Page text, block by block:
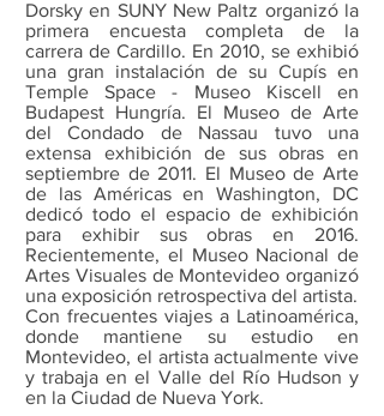
Dorsky en SUNY New Paltz organizó la
primera encuesta completa de la
carrera de Cardillo. En 2010, se exhibió
una gran instalación de su Cupís en
Temple Space - Museo Kiscell en
Budapest Hungría. El Museo de Arte
del Condado de Nassau tuvo una
extensa exhibición de sus obras en
septiembre de 2011. El Museo de Arte
de las Américas en Washington, DC
dedicó todo el espacio de exhibición
para exhibir sus obras en 2016.
Recientemente, el Museo Nacional de
Artes Visuales de Montevideo organizó
una exposición retrospectiva del artista.
Con frecuentes viajes a Latinoamérica,
donde mantiene su estudio en
Montevideo, el artista actualmente vive
y trabaja en el Valle del Río Hudson y
en la Ciudad de Nueva York.